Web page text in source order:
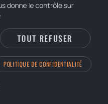
donne le contrôle sur
TOUT REFUSER
POLITIQUE DE CONFIDENTIALITÉ
le bandeau des